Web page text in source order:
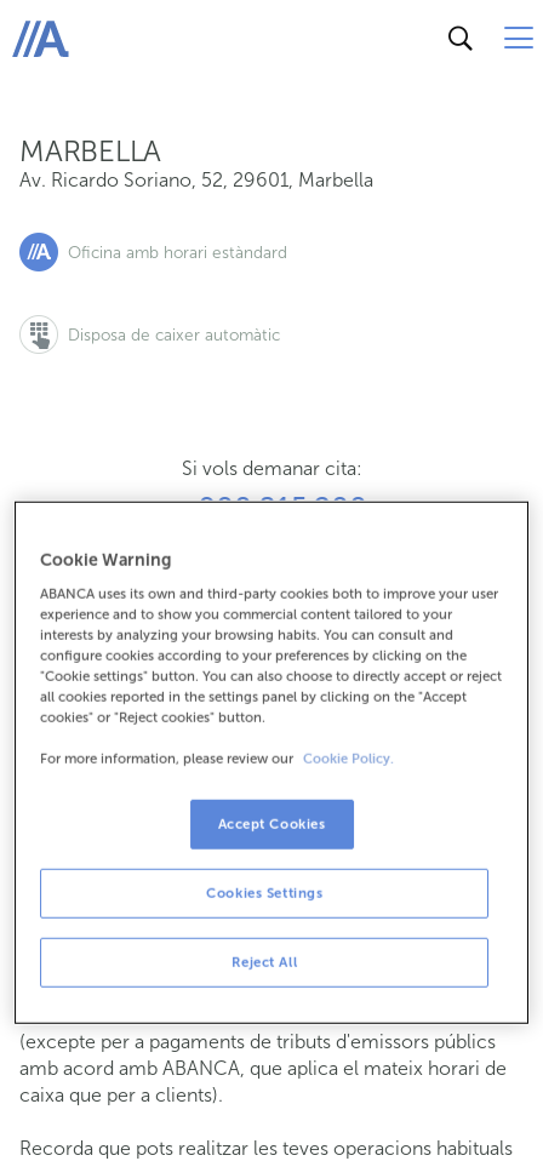
ABANCA
MARBELLA
Av. Ricardo Soriano, 52, 29601, Marbella
Oficina amb horari estàndard
Disposa de caixer automàtic
Si vols demanar cita:
900 815 200
952906600
Com arribar
De dilluns a divendres de8:15 a 14:00.
cita prèviai t'atendrem el dia i hora que
Operacions amb efectiu
Clients: de dilluns a divendres de 8:15 a 11:00
Si no ets client, l'horari de caixa serà elsdimarts i dijous
(excepte per a pagaments de tributs d'emissors públics
amb acord amb ABANCA, que aplica el mateix horari de
caixa que per a clients).
Recorda que pots realitzar les teves operacions habituals
Cookie Warning
ABANCA uses its own and third-party cookies both to improve your user
experience and to show you commercial content tailored to your
interests by analyzing your browsing habits. You can consult and
configure cookies according to your preferences by clicking on the
"Cookie settings" button. You can also choose to directly accept or reject
all cookies reported in the settings panel by clicking on the "Accept
cookies" or "Reject cookies" button.
For more information, please review our Cookie Policy.
Reject All
Cookies Settings
Accept Cookies
Av. Ricardo Soriano, 52, 29601, Marbella